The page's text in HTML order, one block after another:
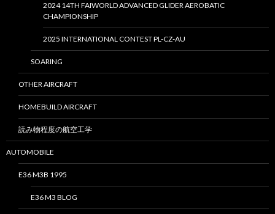
2024 14TH FAIWORLD ADVANCED GLIDER AEROBATIC
CHAMPIONSHIP
2025 INTERNATIONAL CONTEST PL-CZ-AU
SOARING
OTHER AIRCRAFT
HOMEBUILD AIRCRAFT
読み物程度の航空工学
AUTOMOBILE
E36 M3B 1995
E36 M3 BLOG